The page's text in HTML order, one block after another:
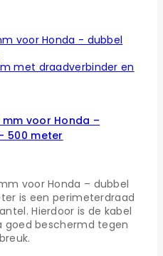
voor Honda –
500 meter
voor Honda – dubbel
is een perimeterdraad
Hierdoor is de kabel
goed beschermd tegen